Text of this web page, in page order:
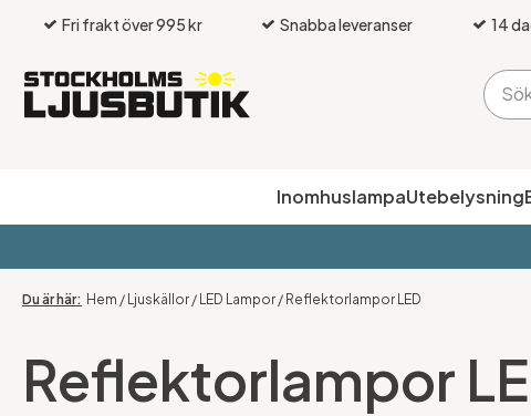
Fri frakt över 995 kr Snabba leveranser 14
InomhuslampaUtebelysning
Hem / Ljuskällor / LED Lampor / Reflektorlampor LED
Reflektorlampor